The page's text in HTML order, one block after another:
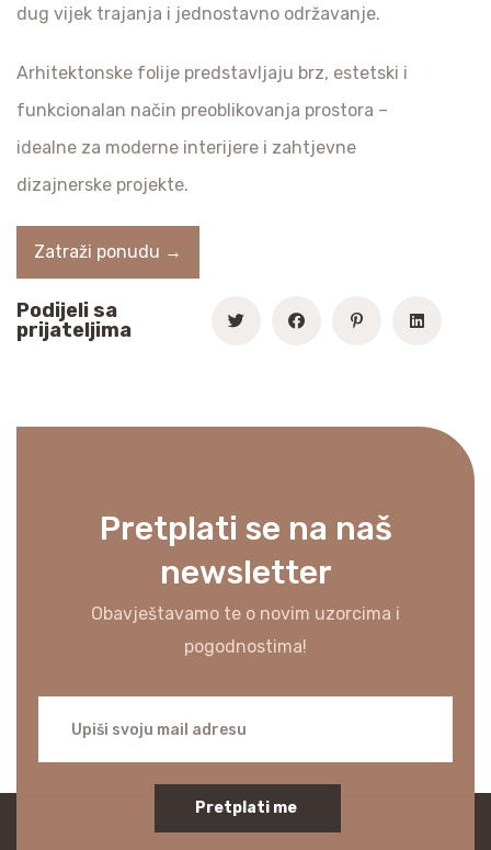
dug vijek trajanja i jednostavno održavanje.
Arhitektonske folije predstavljaju brz, estetski i
funkcionalan način preoblikovanja prostora –
idealne za moderne interijere i zahtjevne
dizajnerske projekte.
Podijeli sa
prijateljima
Zatraži ponudu →
Pretplati se na naš
newsletter
Obavještavamo te o novim uzorcima i
pogodnostima!
Pretplati me